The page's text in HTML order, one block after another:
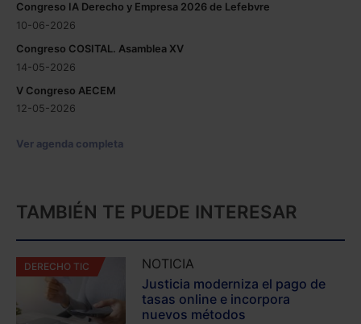
Congreso IA Derecho y Empresa 2026 de Lefebvre
10-06-2026
Congreso COSITAL. Asamblea XV
14-05-2026
V Congreso AECEM
12-05-2026
Ver agenda completa
TAMBIÉN TE PUEDE INTERESAR
DERECHO TIC
NOTICIA
Justicia moderniza el pago de
tasas online e incorpora
nuevos métodos